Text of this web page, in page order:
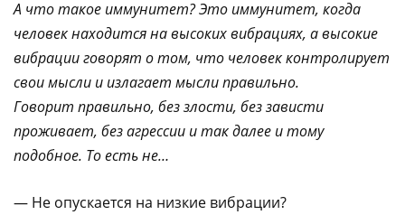
А что такое иммунитет? Это иммунитет, когда
человек находится на высоких вибрациях, а высокие
вибрации говорят о том, что человек контролирует
свои мысли и излагает мысли правильно.
Говорит правильно, без злости, без зависти
проживает, без агрессии и так далее и тому
подобное. То есть не…
— Не опускается на низкие вибрации?